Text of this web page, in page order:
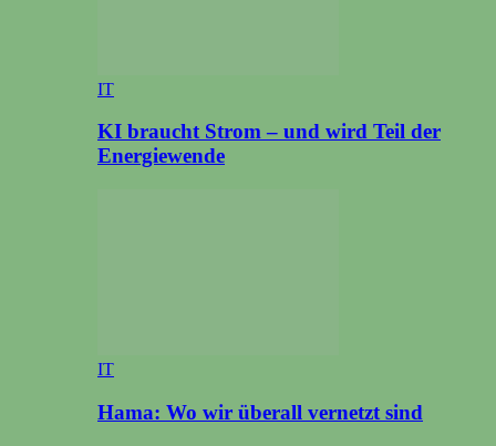
IT
KI braucht Strom – und wird Teil der
Energiewende
IT
Hama: Wo wir überall vernetzt sind